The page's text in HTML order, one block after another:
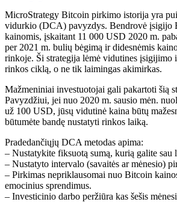
MicroStrategy Bitcoin pirkimo istorija yra
vidurkio (DCA) pavyzdys. Bendrovė įsigijo
kainomis, įskaitant 11 000 USD 2020 m.
per 2021 m. bulių bėgimą ir didesnėmis
rinkoje. Ši strategija lėmė vidutines įsigijimo
rinkos ciklą, o ne tik laimingas akimirkas.
Mažmeniniai investuotojai gali pakartoti šią
Pavyzdžiui, jei nuo 2020 m. sausio mėn.
už 100 USD, jūsų vidutinė kaina būtų
būtumėte bandę nustatyti rinkos laiką.
Pradedančiųjų DCA metodas apima:
– Nustatykite fiksuotą sumą, kurią galite sau
– Nustatyto intervalo (savaitės ar mėnesio)
– Pirkimas nepriklausomai nuo Bitcoin
emocinius sprendimus.
– Investicinio darbo peržiūra kas šešis